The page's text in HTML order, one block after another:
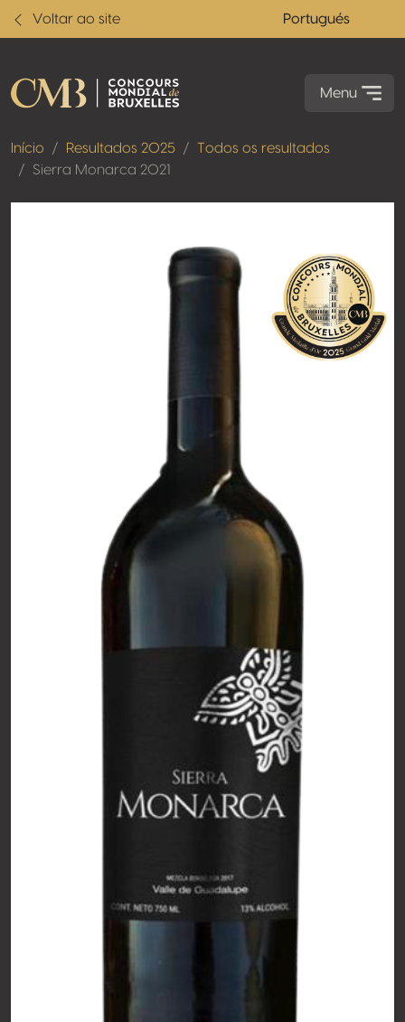
Voltar ao site Portugués
Menu
Início Resultados 2025
Todos os resultados
Sierra Monarca 2021